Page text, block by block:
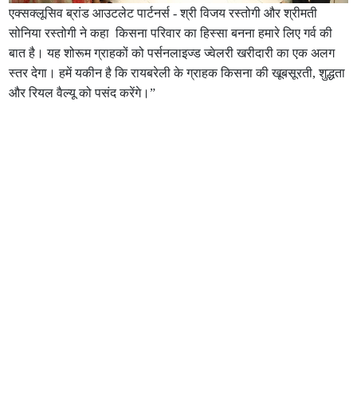
एक्सक्लूसिव ब्रांड आउटलेट पार्टनर्स - श्री विजय रस्तोगी और श्रीमती
सोनिया रस्तोगी ने कहा किसना परिवार का हिस्सा बनना हमारे लिए गर्व की
बात है। यह शोरूम ग्राहकों को पर्सनलाइज्ड ज्वेलरी खरीदारी का एक अलग
स्तर देगा। हमें यकीन है कि रायबरेली के ग्राहक किसना की खूबसूरती, शुद्धता
और रियल वैल्यू को पसंद करेंगे।”